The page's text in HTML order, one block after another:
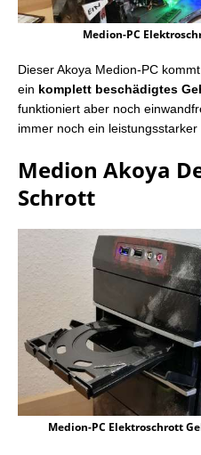
Medion-PC
Dieser Akoya Medion-PC
ein komplett beschädigtes
funktioniert aber noch
immer noch ein leistungsstarker
Medion Akoya
Schrott
Medion-PC Elektroschrott